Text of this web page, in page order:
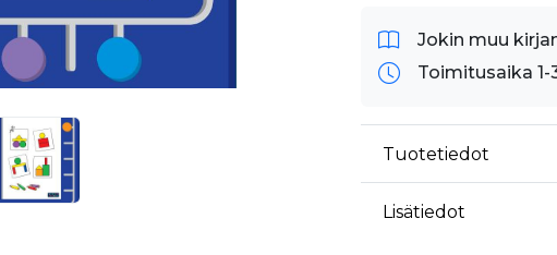
Jokin muu
Toimitusaika 1-
Tuotetiedot
Lisätiedot